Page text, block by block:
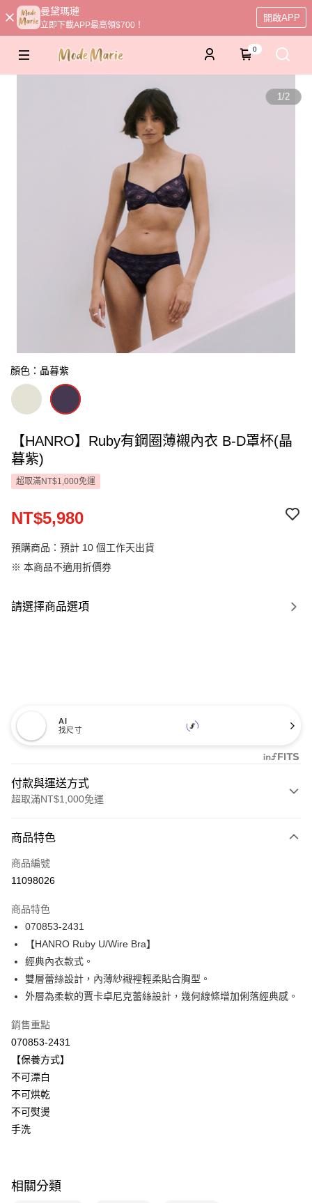
曼黛瑪璉
立即下載APP最高領$700！
開啟APP
0
1/2
顏色：晶暮紫
【HANRO】Ruby有鋼圈薄襯內衣 B-D罩杯(晶
暮紫)
超取滿NT$1,000免運
NT$5,980
預購商品：預計 10 個工作天出貨
※ 本商品不適用折價券
請選擇商品選項
AI
找尺寸
付款與運送方式
超取滿NT$1,000免運
信用卡一次付款
信用卡分期付款
合作金庫商業銀行
華南商業銀行
上海商業儲蓄銀行
國泰世華商業銀行
臺灣中小企業銀行
台中商業銀行
匯豐（台灣）商業銀行
華泰商業銀行
聯邦商業銀行
遠東國際商業銀行
元大商業銀行
台新國際商業銀行
台灣樂天信用卡公司
Apple Pay
悠遊付
全盈+PAY
ATM付款
運送方式
付款後全家取貨-以PackAge+配客嘉循環箱包裝寄出
每筆NT$90，滿NT$1,000(含以上)免運費
付款後萊爾富取貨
每筆NT$90，滿NT$1,000(含以上)免運費
商品特色
商品編號
11098026
商品特色
070853-2431
【HANRO Ruby U/Wire Bra】
經典內衣款式。
雙層蕾絲設計，內薄紗襯裡輕柔貼合胸型。
外層為柔軟的賈卡卓尼克蕾絲設計，幾何線條增加俐落經典感。
銷售重點
070853-2431
【保養方式】
不可漂白
不可烘乾
不可熨燙
手洗
相關分類